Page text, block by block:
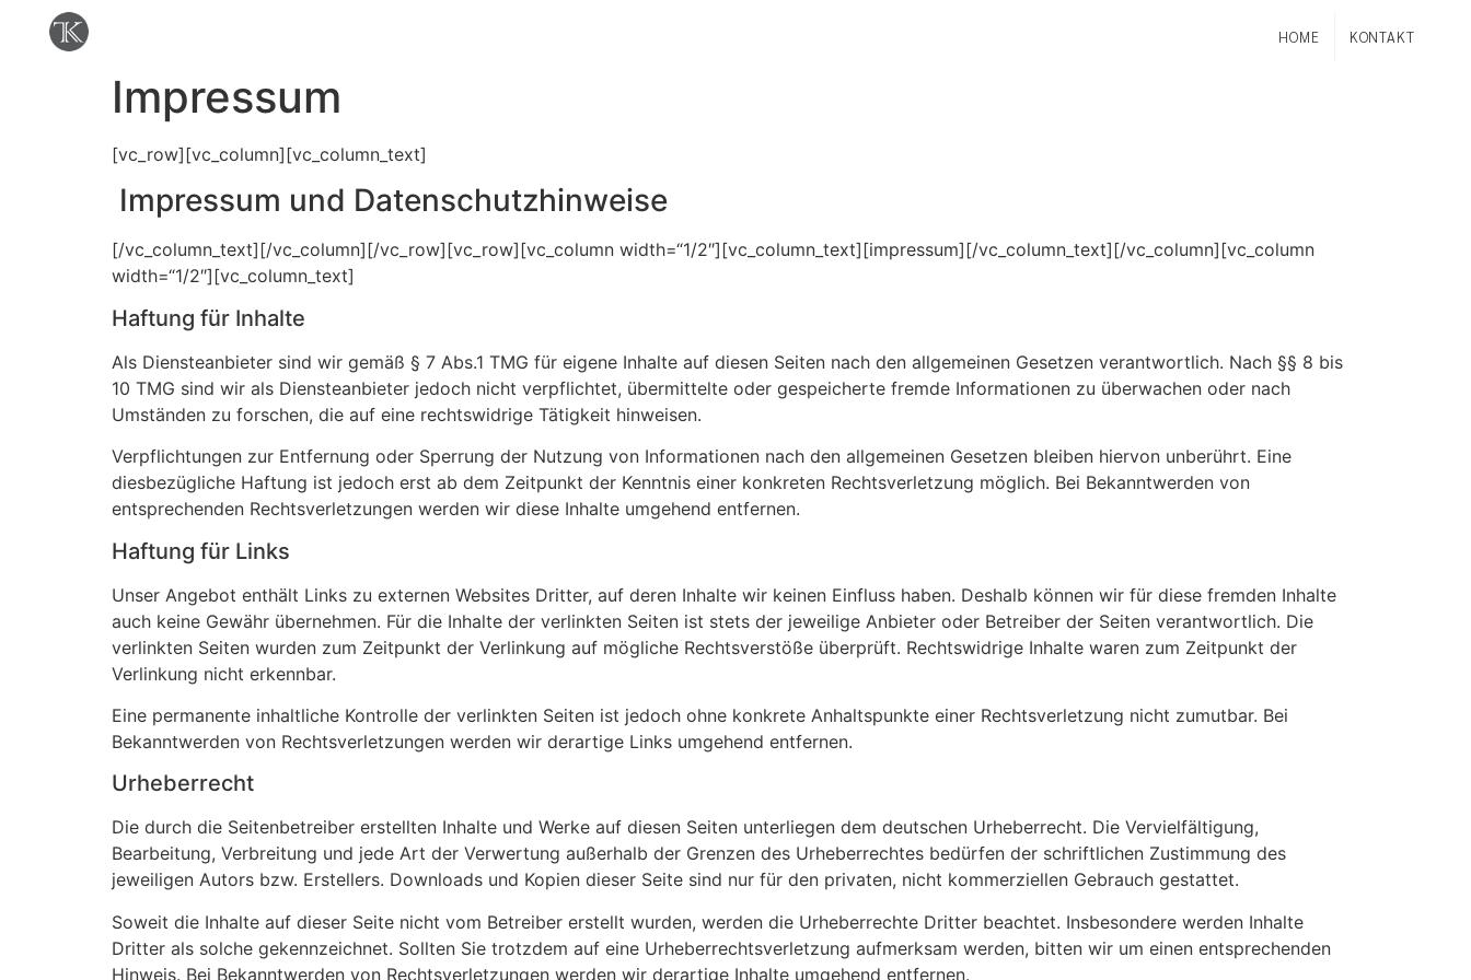
HOME KONTAKT
Impressum
[vc_row][vc_column][vc_column_text]
Impressum und Datenschutzhinweise
[/vc_column_text][/vc_column][/vc_row][vc_row][vc_column width=“1/2″][vc_column_text][impressum][/vc_column_text][/vc_column][vc_column
width=“1/2″][vc_column_text]
Haftung für Inhalte
Als Diensteanbieter sind wir gemäß § 7 Abs.1 TMG für eigene Inhalte auf diesen Seiten nach den allgemeinen Gesetzen verantwortlich. Nach §§ 8 bis
10 TMG sind wir als Diensteanbieter jedoch nicht verpflichtet, übermittelte oder gespeicherte fremde Informationen zu überwachen oder nach
Umständen zu forschen, die auf eine rechtswidrige Tätigkeit hinweisen.
Verpflichtungen zur Entfernung oder Sperrung der Nutzung von Informationen nach den allgemeinen Gesetzen bleiben hiervon unberührt. Eine
diesbezügliche Haftung ist jedoch erst ab dem Zeitpunkt der Kenntnis einer konkreten Rechtsverletzung möglich. Bei Bekanntwerden von
entsprechenden Rechtsverletzungen werden wir diese Inhalte umgehend entfernen.
Haftung für Links
Unser Angebot enthält Links zu externen Websites Dritter, auf deren Inhalte wir keinen Einfluss haben. Deshalb können wir für diese fremden Inhalte
auch keine Gewähr übernehmen. Für die Inhalte der verlinkten Seiten ist stets der jeweilige Anbieter oder Betreiber der Seiten verantwortlich. Die
verlinkten Seiten wurden zum Zeitpunkt der Verlinkung auf mögliche Rechtsverstöße überprüft. Rechtswidrige Inhalte waren zum Zeitpunkt der
Verlinkung nicht erkennbar.
Eine permanente inhaltliche Kontrolle der verlinkten Seiten ist jedoch ohne konkrete Anhaltspunkte einer Rechtsverletzung nicht zumutbar. Bei
Bekanntwerden von Rechtsverletzungen werden wir derartige Links umgehend entfernen.
Urheberrecht
Die durch die Seitenbetreiber erstellten Inhalte und Werke auf diesen Seiten unterliegen dem deutschen Urheberrecht. Die Vervielfältigung,
Bearbeitung, Verbreitung und jede Art der Verwertung außerhalb der Grenzen des Urheberrechtes bedürfen der schriftlichen Zustimmung des
jeweiligen Autors bzw. Erstellers. Downloads und Kopien dieser Seite sind nur für den privaten, nicht kommerziellen Gebrauch gestattet.
Soweit die Inhalte auf dieser Seite nicht vom Betreiber erstellt wurden, werden die Urheberrechte Dritter beachtet. Insbesondere werden Inhalte
Dritter als solche gekennzeichnet. Sollten Sie trotzdem auf eine Urheberrechtsverletzung aufmerksam werden, bitten wir um einen entsprechenden
Hinweis. Bei Bekanntwerden von Rechtsverletzungen werden wir derartige Inhalte umgehend entfernen.